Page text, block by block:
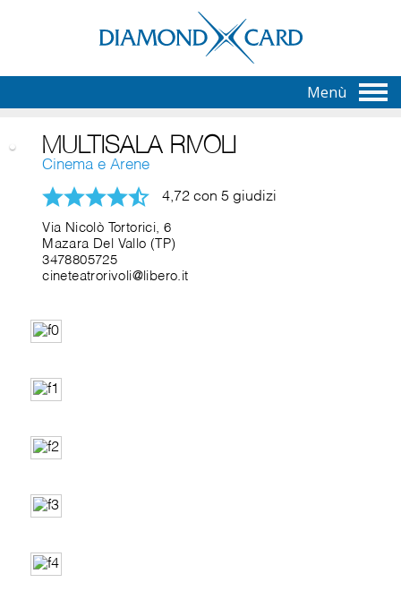
Menù
MULTISALA RIVOLI
Cinema e Arene
4,72 con 5 giudizi
Via Nicolò Tortorici, 6
Mazara Del Vallo (TP)
3478805725
cineteatrorivoli@libero.it